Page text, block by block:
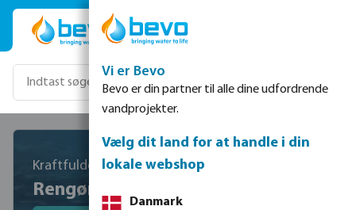
Gå til hovedindhold
Kraftfulde rengøringsløsninger
Rengør og vedligehold din pool
Vi er Bevo
Bevo er din partner til alle dine udfordrende
vandprojekter.
Vælg dit land for at handle i din
lokale webshop
Danmark